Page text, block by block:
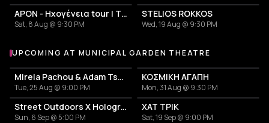
APON - Ηχογένεια tour | Thessaloniki
Sat, 8 Aug @ 9:30 PM
STELIOS ROKKOS
Wed, 19 Aug @ 9:30 PM
More events at Municipal Garden Theatre
UPCOMING AT MUNICIPAL GARDEN THEATRE
Mirela Pachou & Adam Tsarouchis ''Ta Kinimatografika''
Tue, 25 Aug @ 9:00 PM
ΚΟΣΜΙΚΗ ΑΓΑΠΗ
Mon, 31 Aug @ 9:30 PM
Street Outdoors X Hologram with Marcel Dettmann
Sun, 6 Sep @ 5:00 PM
ΧΑΤ ΤΡΙΚ
Sat, 19 Sep @ 9:00 PM